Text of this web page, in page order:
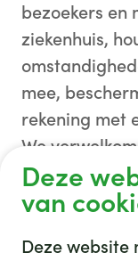
bezoekers en
ziekenhuis,
mee,
rekening met
We
Deze
van
Deze website